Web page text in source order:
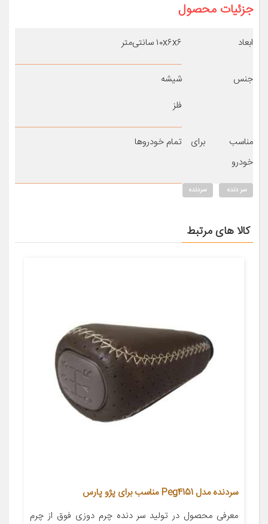
جزئیات محصول
ابعاد ۱۰x۶x۶ سانتی‌متر
جنس
شیشه
فلز
مناسب برای
خودرو
تمام خودروها
سر دنده سردنده
کالا های مرتبط
سردنده مدل Peg4151 مناسب برای پژو پارس
معرفی محصول در تولید سر دنده چرم دوزی فوق از چرم